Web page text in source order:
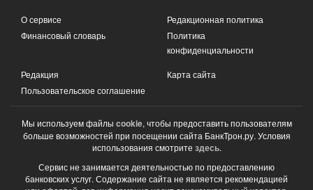
О сервисе
Финансовый словарь
Редакционная политика
Политика
конфиденциальности
Редакция
Пользовательское соглашение
Карта сайта
Мы используем файлы cookie, чтобы предоставить пользователям
больше возможностей при посещении сайта БанкТрон.ру. Условия
использования смотрите здесь.
Сервис не занимается деятельностью по предоставлению
банковских услуг. Содержание сайта не является рекомендацией